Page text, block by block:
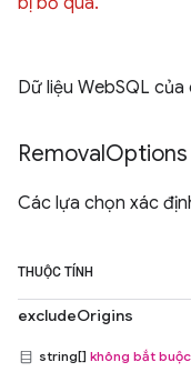
Dữ liệu WebSQL
RemovalOptions
Các lựa chọn xác
THUỘC TÍNH
excludeOrigins
string[] không bắt buộc